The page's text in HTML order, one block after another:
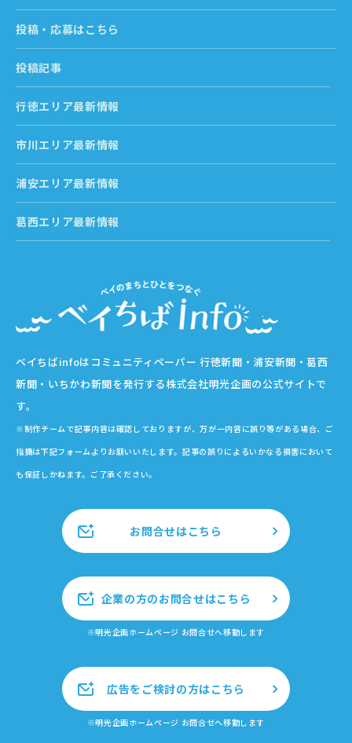
ベイちばinfoはコミュニティペーパー 行徳新聞・浦安新聞・葛西
新聞・いちかわ新聞を発行する株式会社明光企画の公式サイトで
す。
※制作チームで記事内容は確認しておりますが、万が一内容に誤り等がある場合、ご
指摘は下記フォームよりお願いいたします。記事の誤りによるいかなる損害において
も保証しかねます。ご了承ください。
お問合せはこちら
企業の方のお問合せはこちら
※明光企画ホームページ お問合せへ移動します
広告をご検討の方はこちら
※明光企画ホームページ お問合せへ移動します
投稿・応募はこちら
投稿記事
行徳エリア最新情報
市川エリア最新情報
浦安エリア最新情報
葛西エリア最新情報